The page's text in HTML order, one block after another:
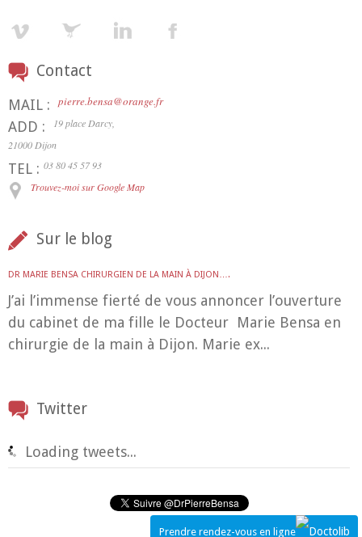
Contact
MAIL :pierre.bensa@orange.fr
ADD :
19 place Darcy,
21000 Dijon
TEL : 03 80 45 57 93
Trouvez-moi sur Google Map
Prendre rendez-vous en ligne
Sur le blog
DR MARIE BENSA CHIRURGIEN DE LA MAIN À DIJON….
J’ai l’immense fierté de vous annoncer l’ouverture
du cabinet de ma fille le Docteur Marie Bensa en
chirurgie de la main à Dijon. Marie ex...
Twitter
Loading tweets...